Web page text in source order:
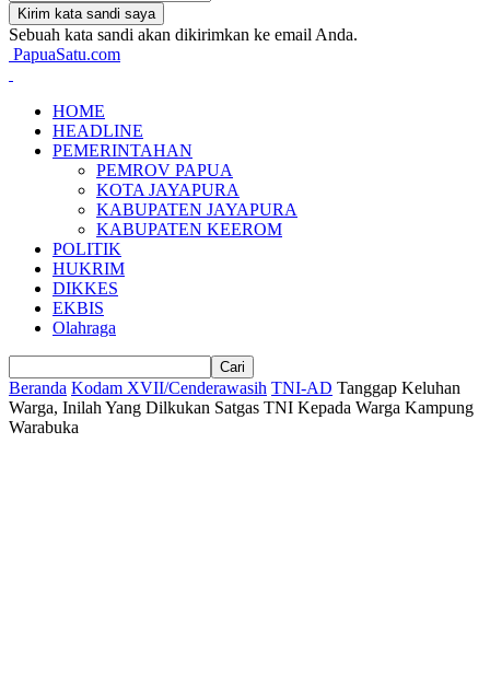
Sebuah kata sandi akan dikirimkan ke email Anda.
PapuaSatu.com
HOME
HEADLINE
PEMERINTAHAN
PEMROV PAPUA
KOTA JAYAPURA
KABUPATEN JAYAPURA
KABUPATEN KEEROM
POLITIK
HUKRIM
DIKKES
EKBIS
Olahraga
Beranda Kodam XVII/Cenderawasih TNI-AD Tanggap Keluhan
Warga, Inilah Yang Dilkukan Satgas TNI Kepada Warga Kampung
Warabuka